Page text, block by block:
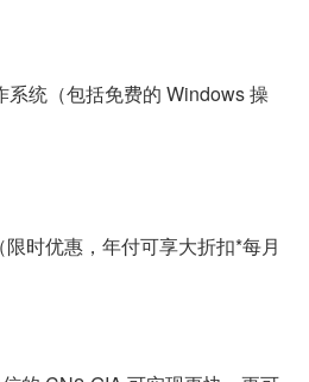
系统（包括免费的 Windows 操
时优惠，年付可享大折扣*每月